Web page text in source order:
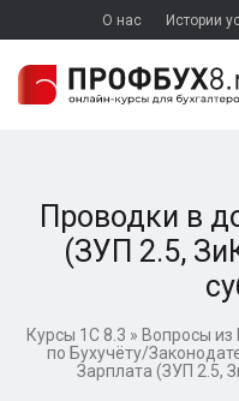
О нас Истории
Проводки в
(ЗУП 2.5,
Курсы 1С 8.3 » Вопросы
по Бухучёту/
Зарплата (ЗУП 2.5,